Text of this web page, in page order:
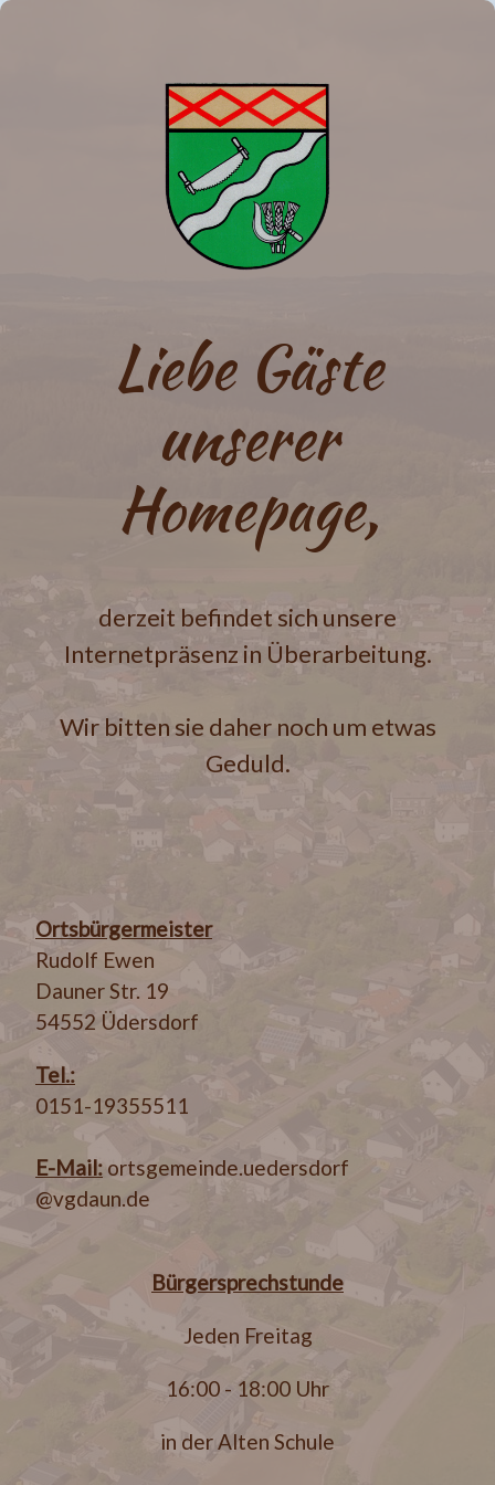
Liebe Gäste
unserer
Homepage,
derzeit befindet sich unsere
Internetpräsenz in Überarbeitung.
Wir bitten sie daher noch um etwas
Geduld.
Ortsbürgermeister
Rudolf Ewen
Dauner Str. 19
54552 Üdersdorf
Tel.:
0151-19355511
E-Mail: ortsgemeinde.uedersdorf
@vgdaun.de
Bürgersprechstunde
Jeden Freitag
16:00 - 18:00 Uhr
in der Alten Schule